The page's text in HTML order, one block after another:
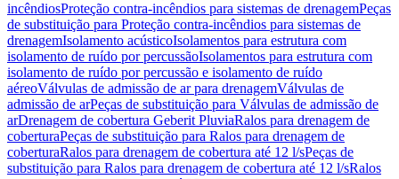
incêndiosProteção contra-incêndios para sistemas de drenagemPeças
de substituição para Proteção contra-incêndios para sistemas de
drenagemIsolamento acústicoIsolamentos para estrutura com
isolamento de ruído por percussãoIsolamentos para estrutura com
isolamento de ruído por percussão e isolamento de ruído
aéreoVálvulas de admissão de ar para drenagemVálvulas de
admissão de arPeças de substituição para Válvulas de admissão de
arDrenagem de cobertura Geberit PluviaRalos para drenagem de
coberturaPeças de substituição para Ralos para drenagem de
coberturaRalos para drenagem de cobertura até 12 l/sPeças de
substituição para Ralos para drenagem de cobertura até 12 l/sRalos